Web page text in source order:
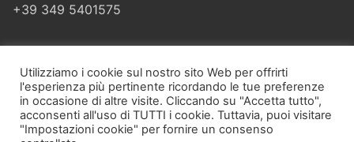
+39 349 5401575
Cerca:
Utilizziamo i cookie sul nostro sito Web per offrirti
l'esperienza più pertinente ricordando le tue preferenze
in occasione di altre visite. Cliccando su "Accetta tutto",
acconsenti all'uso di TUTTI i cookie. Tuttavia, puoi visitare
"Impostazioni cookie" per fornire un consenso